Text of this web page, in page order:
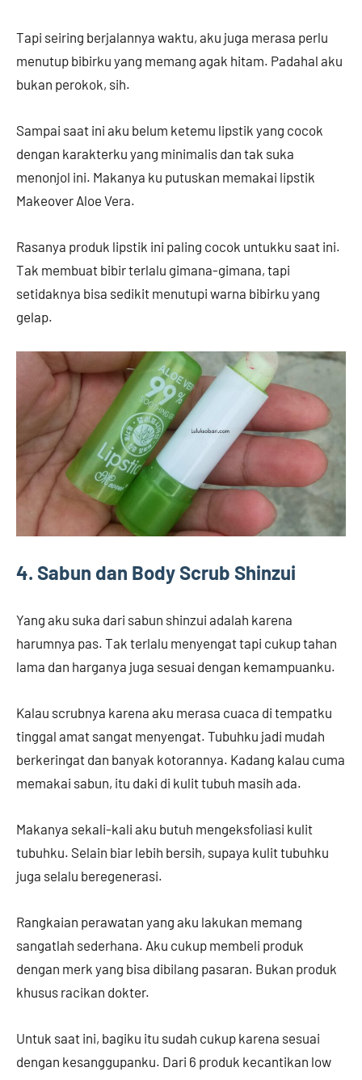
Tapi seiring berjalannya waktu, aku juga merasa perlu
menutup bibirku yang memang agak hitam. Padahal aku
bukan perokok, sih.
Sampai saat ini aku belum ketemu lipstik yang cocok
dengan karakterku yang minimalis dan tak suka
menonjol ini. Makanya ku putuskan memakai lipstik
Makeover Aloe Vera.
Rasanya produk lipstik ini paling cocok untukku saat ini.
Tak membuat bibir terlalu gimana-gimana, tapi
setidaknya bisa sedikit menutupi warna bibirku yang
gelap.
4. Sabun dan Body Scrub Shinzui
Yang aku suka dari sabun shinzui adalah karena
harumnya pas. Tak terlalu menyengat tapi cukup tahan
lama dan harganya juga sesuai dengan kemampuanku.
Kalau scrubnya karena aku merasa cuaca di tempatku
tinggal amat sangat menyengat. Tubuhku jadi mudah
berkeringat dan banyak kotorannya. Kadang kalau cuma
memakai sabun, itu daki di kulit tubuh masih ada.
Makanya sekali-kali aku butuh mengeksfoliasi kulit
tubuhku. Selain biar lebih bersih, supaya kulit tubuhku
juga selalu beregenerasi.
Rangkaian perawatan yang aku lakukan memang
sangatlah sederhana. Aku cukup membeli produk
dengan merk yang bisa dibilang pasaran. Bukan produk
khusus racikan dokter.
Untuk saat ini, bagiku itu sudah cukup karena sesuai
dengan kesanggupanku. Dari 6 produk kecantikan low